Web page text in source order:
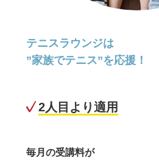
テニスラウンジは
”家族でテニス”を応援！
2人目より適用
毎月の受講料が